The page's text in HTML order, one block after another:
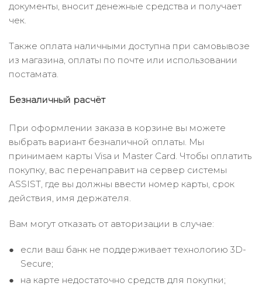
документы, вносит денежные средства и получает
чек.
Также оплата наличными доступна при самовывозе
из магазина, оплаты по почте или использовании
постамата.
Безналичный расчёт
При оформлении заказа в корзине вы можете
выбрать вариант безналичной оплаты. Мы
принимаем карты Visa и Master Card. Чтобы оплатить
покупку, вас перенаправит на сервер системы
ASSIST, где вы должны ввести номер карты, срок
действия, имя держателя.
Вам могут отказать от авторизации в случае:
если ваш банк не поддерживает технологию 3D-
Secure;
на карте недостаточно средств для покупки;